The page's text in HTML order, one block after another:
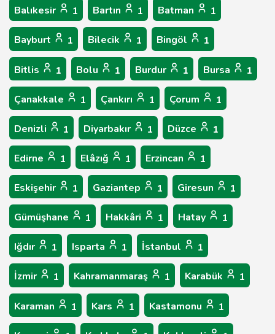
Balıkesir 1 Bartın 1 Batman 1
Bayburt 1 Bilecik 1 Bingöl 1
Bitlis 1 Bolu 1 Burdur 1 Bursa 1
Çanakkale 1 Çankırı 1 Çorum 1
Denizli 1 Diyarbakır 1 Düzce 1
Edirne 1 Elâzığ 1 Erzincan 1
Eskişehir 1 Gaziantep 1 Giresun 1
Gümüşhane 1 Hakkâri 1 Hatay 1
Iğdır 1 Isparta 1 İstanbul 1
İzmir 1 Kahramanmaraş 1 Karabük 1
Karaman 1 Kars 1 Kastamonu 1